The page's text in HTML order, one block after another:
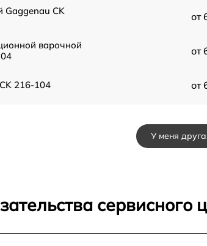
Gaggenau CK
от
варочной
от
216-104 от
У меня
сервисного